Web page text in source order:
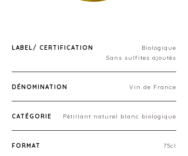
LABEL/ CERTIFICATION
Biologique
Sans sulfites ajoutés
DÉNOMINATION Vin de France
CATÉGORIE Pétillant naturel blanc biologique
FORMAT 75cl